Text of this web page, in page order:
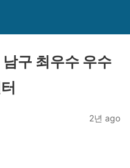
구 최우수 우수
2년 ago